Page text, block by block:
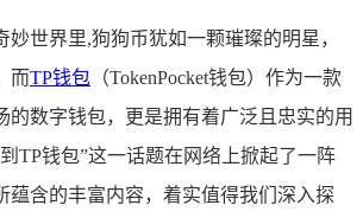
妙世界里,狗狗币犹如一颗璀璨的明星，
而TP钱包 （TokenPocket钱包）作为一款
的数字钱包，更是拥有着广泛且忠实的用
TP钱包”这一话题在网络上掀起了一阵
蕴含的丰富内容，着实值得我们深入探